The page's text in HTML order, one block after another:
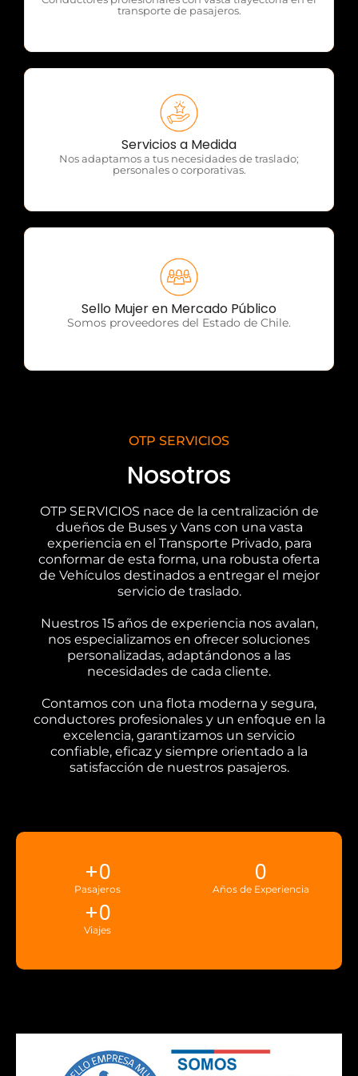
transporte de pasajeros.
Servicios a Medida
Nos adaptamos a tus necesidades de traslado;
personales o corporativas.
OTP Servicios
Sello Mujer en Mercado Público
Somos proveedores del Estado de Chile.
OTP Servicios
OTP SERVICIOS
Nosotros
OTP SERVICIOS nace de la centralización de
dueños de Buses y Vans con una vasta
experiencia en el Transporte Privado, para
conformar de esta forma, una robusta oferta
de Vehículos destinados a entregar el mejor
servicio de traslado.
Nuestros 15 años de experiencia nos avalan,
nos especializamos en ofrecer soluciones
personalizadas, adaptándonos a las
necesidades de cada cliente.
Contamos con una flota moderna y segura,
conductores profesionales y un enfoque en la
excelencia, garantizamos un servicio
confiable, eficaz y siempre orientado a la
satisfacción de nuestros pasajeros.
Pasajeros
+0
Años de Experiencia
0
Viajes
+0